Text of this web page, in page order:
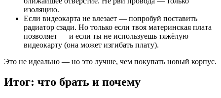
изоляцию.
Если видеокарта не влезает — попробуй поставить
радиатор сзади. Но только если твоя материнская плата
позволяет — и если ты не используешь тяжёлую
видеокарту (она может изгибать плату).
Это не идеально — но это лучше, чем покупать новый корпус.
Итог: что брать и почему